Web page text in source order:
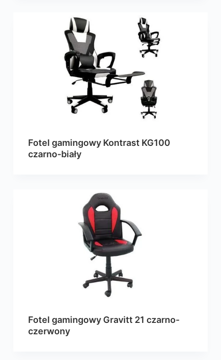
Fotel gamingowy Kontrast KG100
czarno-biały
Fotel gamingowy Gravitt 21 czarno-
czerwony